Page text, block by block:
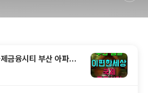
금융시티 부산 아파트